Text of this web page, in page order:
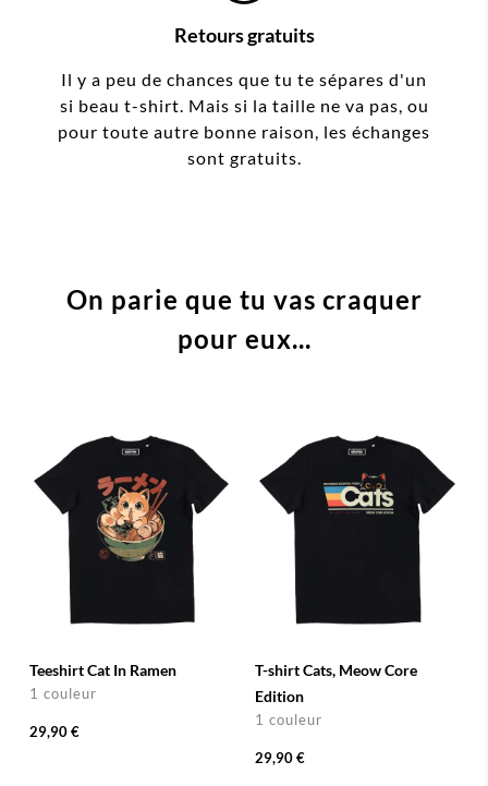
Retours gratuits
Il y a peu de chances que tu te sépares d'un
si beau t-shirt. Mais si la taille ne va pas, ou
pour toute autre bonne raison, les échanges
sont gratuits.
On parie que tu vas craquer
pour eux...
Teeshirt Cat In Ramen
1 couleur
29,90 €
T-shirt Cats, Meow Core
Edition
1 couleur
29,90 €